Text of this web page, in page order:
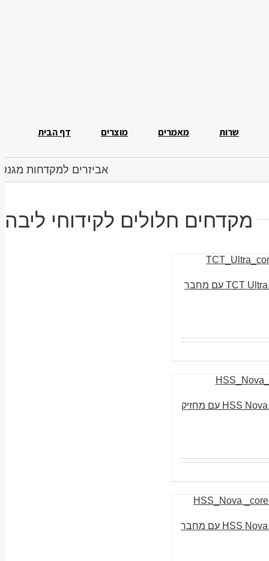
דף הבית מוצרים מאמרים שרות
אביזרים למקדחות
מקדחים חלולים לקידוחי ליבה
ביט מקדח חלול 35 מ”מ TCT Ultra עם מחבר
ביט מקדח חלול 50 מ”מ HSS Nova עם מחזיק
ביט מקדח חלול 50 מ”מ HSS Nova עם מחבר